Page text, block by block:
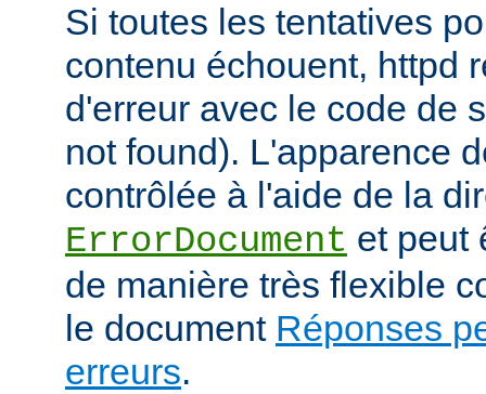
Si toutes les tentatives
contenu échouent, httpd
d'erreur avec le code de
not found). L'apparence
contrôlée à l'aide de la
ErrorDocument et peut
de manière très flexible
le document Réponses
erreurs.